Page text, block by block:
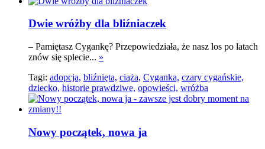
Dwie wróżby dla bliźniaczek
– Pamiętasz Cygankę? Przepowiedziała, że nasz los po latach
znów się splecie... »
Tagi: adopcja, bliźnięta, ciąża, Cyganka, czary cygańskie,
dziecko, historie prawdziwe, opowieści, wróżba
Nowy początek, nowa ja